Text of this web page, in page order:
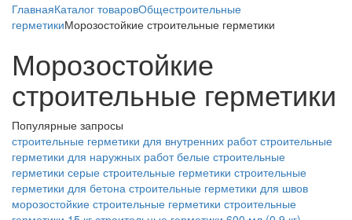
ГлавнаяКаталог товаровОбщестроительные
герметикиМорозостойкие строительные герметики
Морозостойкие
строительные герметики
Популярные запросы
строительные герметики для внутренних работ строительные
герметики для наружных работ белые строительные
герметики серые строительные герметики строительные
герметики для бетона строительные герметики для швов
морозостойкие строительные герметики строительные